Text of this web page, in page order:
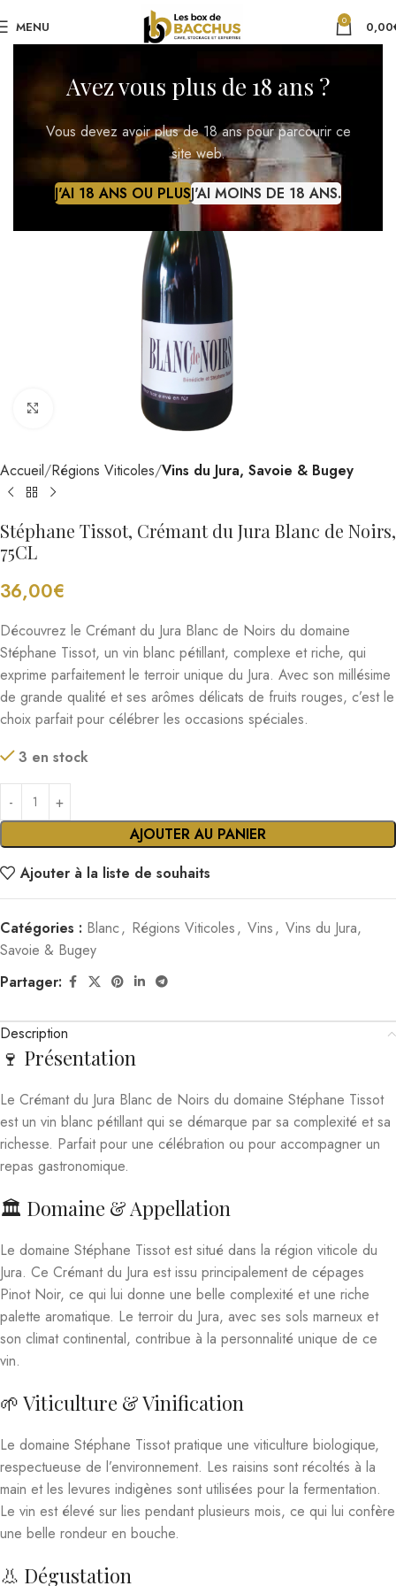
Avez vous plus de 18 ans ?
Vous devez avoir plus de 18 ans pour parcourir ce
site web.
J'AI 18 ANS OU PLUSJ'AI MOINS DE 18 ANS.
MENU 0 0,00
Cliquez pour agrandir
Accueil Régions Viticoles Vins du Jura, Savoie & Bugey
Stéphane Tissot, Crémant du Jura Blanc de Noirs,
75CL
36,00€
Découvrez le Crémant du Jura Blanc de Noirs du domaine
Stéphane Tissot, un vin blanc pétillant, complexe et riche, qui
exprime parfaitement le terroir unique du Jura. Avec son millésime
de grande qualité et ses arômes délicats de fruits rouges, c’est le
choix parfait pour célébrer les occasions spéciales.
3 en stock
AJOUTER AU PANIER
Ajouter à la liste de souhaits
Catégories : Blanc, Régions Viticoles, Vins, Vins du Jura,
Savoie & Bugey
Partager:
Description
🍷 Présentation
Le Crémant du Jura Blanc de Noirs du domaine Stéphane Tissot
est un vin blanc pétillant qui se démarque par sa complexité et sa
richesse. Parfait pour une célébration ou pour accompagner un
repas gastronomique.
🏛️ Domaine & Appellation
Le domaine Stéphane Tissot est situé dans la région viticole du
Jura. Ce Crémant du Jura est issu principalement de cépages
Pinot Noir, ce qui lui donne une belle complexité et une riche
palette aromatique. Le terroir du Jura, avec ses sols marneux et
son climat continental, contribue à la personnalité unique de ce
vin.
🌱 Viticulture & Vinification
Le domaine Stéphane Tissot pratique une viticulture biologique,
respectueuse de l’environnement. Les raisins sont récoltés à la
main et les levures indigènes sont utilisées pour la fermentation.
Le vin est élevé sur lies pendant plusieurs mois, ce qui lui confère
une belle rondeur en bouche.
👃 Dégustation